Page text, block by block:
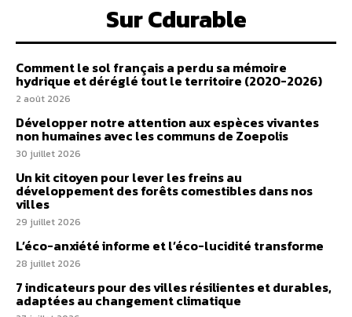
Sur Cdurable
Comment le sol français a perdu sa mémoire
hydrique et déréglé tout le territoire (2020-2026)
2 août 2026
Développer notre attention aux espèces vivantes
non humaines avec les communs de Zoepolis
30 juillet 2026
Un kit citoyen pour lever les freins au
développement des forêts comestibles dans nos
villes
29 juillet 2026
L’éco-anxiété informe et l’éco-lucidité transforme
28 juillet 2026
7 indicateurs pour des villes résilientes et durables,
adaptées au changement climatique